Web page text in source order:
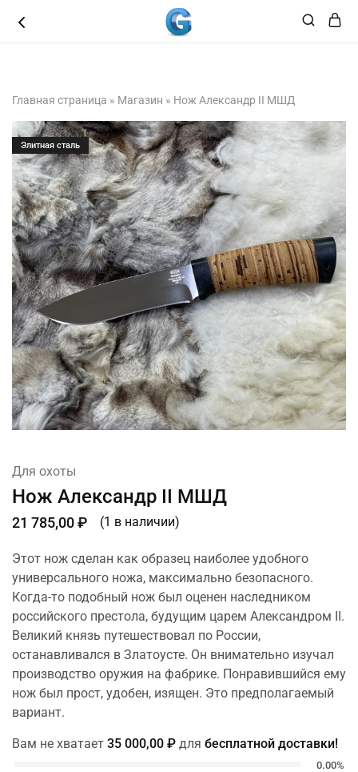
8 (3462 ) 49 49 48
Главная страница » Магазин » Нож Александр II МШД
Элитная сталь
Для охоты
Нож Александр II МШД
21 785,00₽ (1 в наличии)
Этот нож сделан как образец наиболее удобного
универсального ножа, максимально безопасного.
Когда-то подобный нож был оценен наследником
российского престола, будущим царем Александром II.
Великий князь путешествовал по России,
останавливался в Златоусте. Он внимательно изучал
производство оружия на фабрике. Понравившийся ему
нож был прост, удобен, изящен. Это предполагаемый
вариант.
Вам не хватает 35 000,00 ₽ для бесплатной доставки!
0.00%